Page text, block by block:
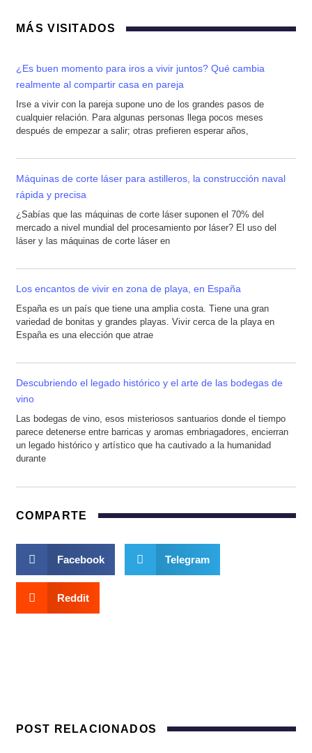
MÁS VISITADOS
¿Es buen momento para iros a vivir juntos? Qué cambia
realmente al compartir casa en pareja
Irse a vivir con la pareja supone uno de los grandes pasos de
cualquier relación. Para algunas personas llega pocos meses
después de empezar a salir; otras prefieren esperar años,
Máquinas de corte láser para astilleros, la construcción naval
rápida y precisa
¿Sabías que las máquinas de corte láser suponen el 70% del
mercado a nivel mundial del procesamiento por láser? El uso del
láser y las máquinas de corte láser en
Los encantos de vivir en zona de playa, en España
España es un país que tiene una amplia costa. Tiene una gran
variedad de bonitas y grandes playas. Vivir cerca de la playa en
España es una elección que atrae
Descubriendo el legado histórico y el arte de las bodegas de
vino
Las bodegas de vino, esos misteriosos santuarios donde el tiempo
parece detenerse entre barricas y aromas embriagadores, encierran
un legado histórico y artístico que ha cautivado a la humanidad
durante
COMPARTE
Facebook Telegram
Reddit
POST RELACIONADOS